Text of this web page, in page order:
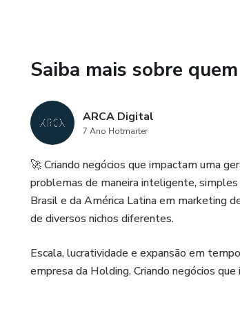
Saiba mais sobre
ARCA Digital
7 Ano Hotmarter
🚀 Criando negócios que impactam uma
problemas de maneira inteligente,
Brasil e da América Latina em marketing
de diversos nichos diferentes.
Escala, lucratividade e expansão em
empresa da Holding. Criando negócios